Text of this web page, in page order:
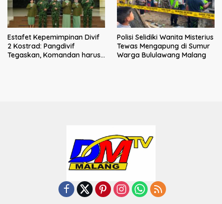
Estafet Kepemimpinan Divif
2 Kostrad: Pangdivif
Tegaskan, Komandan harus
Polisi Selidiki Wanita Misterius
Tewas Mengapung di Sumur
Warga Bululawang Malang